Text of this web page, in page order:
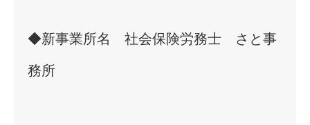
◆新事業所名 社会保険労務士 さと事
務所